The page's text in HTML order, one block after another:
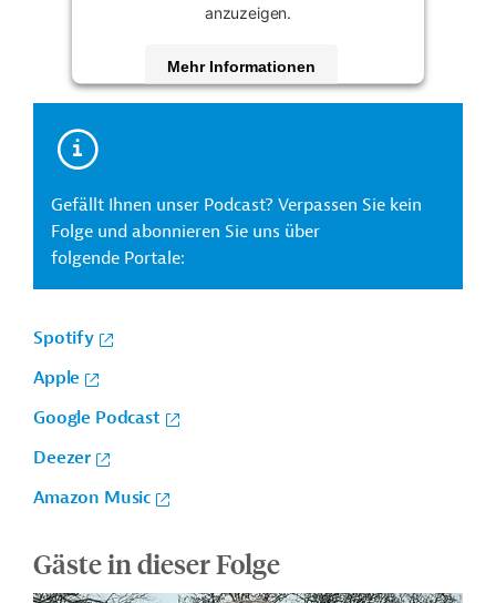
anzuzeigen.
Mehr Informationen
Gefällt Ihnen unser Podcast? Verpassen Sie kein
Folge und abonnieren Sie uns über
folgende Portale:
Spotify
Apple
Google Podcast
Deezer
Amazon Music
Gäste in dieser Folge